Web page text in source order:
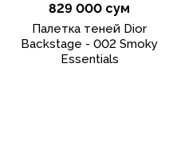
829 000 сум
Палетка теней Dior
Backstage - 002 Smoky
Essentials